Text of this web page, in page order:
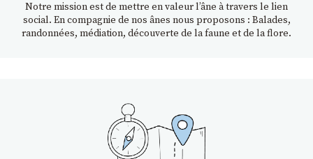
Notre mission est de mettre en valeur l’âne à travers le lien
social. En compagnie de nos ânes nous proposons : Balades,
randonnées, médiation, découverte de la faune et de la flore.